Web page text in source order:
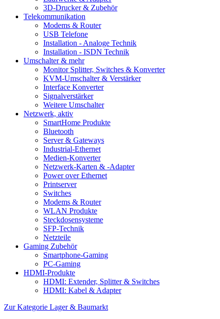
3D-Drucker & Zubehör
Telekommunikation
Modems & Router
USB Telefone
Installation - Analoge Technik
Installation - ISDN Technik
Umschalter & mehr
Monitor Splitter, Switches & Konverter
KVM-Umschalter & Verstärker
Interface Konverter
Signalverstärker
Weitere Umschalter
Netzwerk, aktiv
SmartHome Produkte
Bluetooth
Server & Gateways
Industrial-Ethernet
Medien-Konverter
Netzwerk-Karten & -Adapter
Power over Ethernet
Printserver
Switches
Modems & Router
WLAN Produkte
Steckdosensysteme
SFP-Technik
Netzteile
Gaming Zubehör
Smartphone-Gaming
PC-Gaming
HDMI-Produkte
HDMI: Extender, Splitter & Switches
HDMI: Kabel & Adapter
Zur Kategorie Lager & Baumarkt